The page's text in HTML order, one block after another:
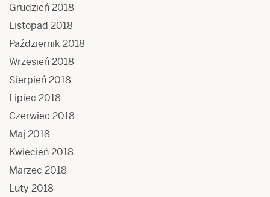
Grudzień 2018
Listopad 2018
Październik 2018
Wrzesień 2018
Sierpień 2018
Lipiec 2018
Czerwiec 2018
Maj 2018
Kwiecień 2018
Marzec 2018
Luty 2018